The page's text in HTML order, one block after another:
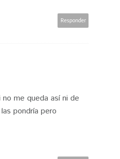
Responder
me queda así ni de
pondría pero